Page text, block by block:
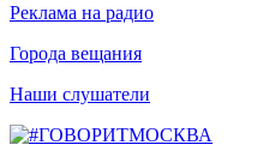
Реклама на радио
Города вещания
Наши слушатели